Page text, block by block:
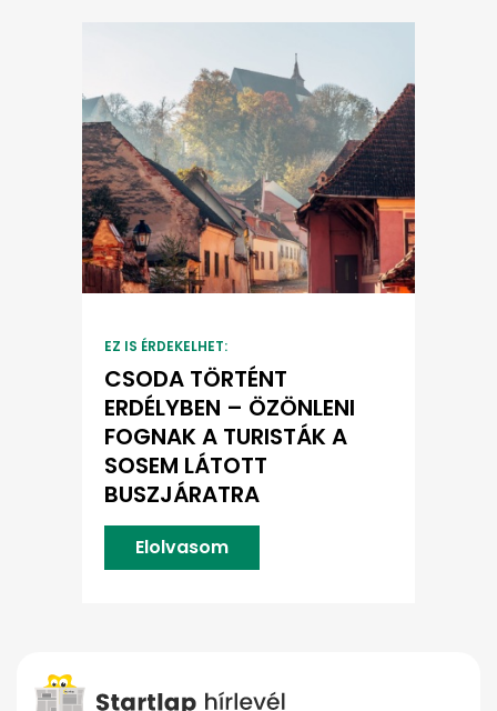
EZ IS ÉRDEKELHET:
CSODA TÖRTÉNT
ERDÉLYBEN – ÖZÖNLENI
FOGNAK A TURISTÁK A
SOSEM LÁTOTT
BUSZJÁRATRA
Elolvasom